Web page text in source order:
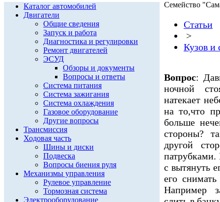
Каталог автомобилей
Двигатели
Общие сведения
Запуск и работа
Диагностика и регулировки
Ремонт двигателей
ЭСУД
Обзоры и документы
Вопросы и ответы
Система питания
Система зажигания
Система охлаждения
Газовое оборудование
Другие вопросы
Трансмиссия
Ходовая часть
Шины и диски
Подвеска
Вопросы биения руля
Механизмы управления
Рулевое управление
Тормозная система
Электрооборудование
Семейство
Статьи
>
Кузов и
Вопрос:
ночной
натекает
на то,что
больше
стороны?
другой
с вытянуть
его
Например